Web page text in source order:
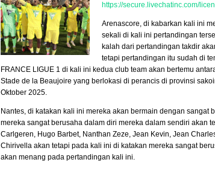
https://secure.livechatinc.com/
Arenascore, di kabarkan kali ini
sekali di kali ini pertandingan
kalah dari pertandingan takdir
tetapi pertandingan itu sudah di
FRANCE LIGUE 1 di kali ini kedua club team akan bertemu
Stade de la Beaujoire yang berlokasi di perancis di provinsi
Oktober 2025.
Nantes, di katakan kali ini mereka akan bermain dengan
mereka sangat berusaha dalam diri mereka dalam sendiri akan
Carlgeren, Hugo Barbet, Nanthan Zeze, Jean Kevin, Jean
Chirivella akan tetapi pada kali ini di katakan mereka sangat
akan menang pada pertandingan kali ini.